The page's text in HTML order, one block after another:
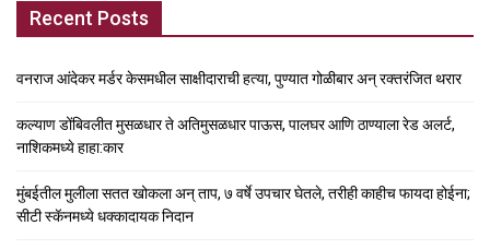
Recent Posts
वनराज आंदेकर मर्डर केसमधील साक्षीदाराची हत्या, पुण्यात गोळीबार अन् रक्तरंजित थरार
कल्याण डोंबिवलीत मुसळधार ते अतिमुसळधार पाऊस, पालघर आणि ठाण्याला रेड अलर्ट,
नाशिकमध्ये हाहा:कार
मुंबईतील मुलीला सतत खोकला अन् ताप, ७ वर्षे उपचार घेतले, तरीही काहीच फायदा होईना;
सीटी स्कॅनमध्ये धक्कादायक निदान